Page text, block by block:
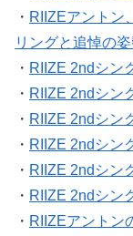
・ RIIZEアントン
リングと追悼の
・ RIIZE 2ndシン
・ RIIZE 2ndシン
・ RIIZE 2ndシン
・ RIIZE 2ndシン
・ RIIZE 2ndシン
・ RIIZE 2ndシン
・ RIIZEアントン